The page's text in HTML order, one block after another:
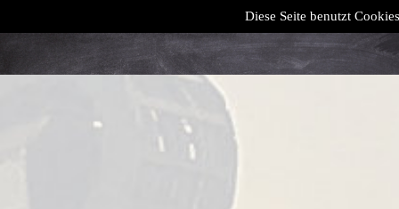
Diese Seite benutzt